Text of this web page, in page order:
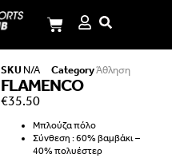
SKU N/A CategoryΆθληση
FLAMENCO
€35.50
Μπλούζα πόλο
Σύνθεση : 60% βαμβάκι –
40% πολυέστερ